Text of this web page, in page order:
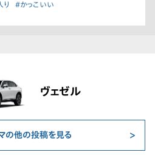
り #かっこいい
ヴェゼル
の他の投稿を見る